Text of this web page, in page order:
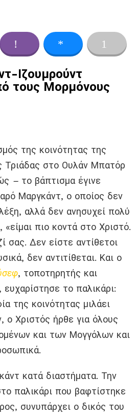
Ιζουμρούντ
τους Μορμόνους
της κοινότητας της
Τριάδας στο Ουλάν Μπατόρ
– το βάπτισμα έγινε
Μαργκάντ, ο οποίος δεν
αλλά δεν ανησυχεί πολύ
πιο κοντά στο Χριστό.
σας. Δεν είστε αντίθετοι
δεν αντιτίθεται. Και ο
, τοποτηρητής και
το παλικάρι:
της κοινότητας μιλάει
ο Χριστός ήρθε για όλους
και των Μογγόλων και
κατά διαστήματα. Την
παλικάρι που βαφτίστηκε
συνυπάρχει ο δικός του